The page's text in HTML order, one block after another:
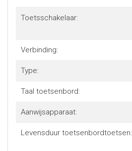
Toetsschakelaar:
Verbinding:
Type:
Taal toetsenbord:
Aanwijsapparaat:
Levensduur toetsenbordtoetsen: